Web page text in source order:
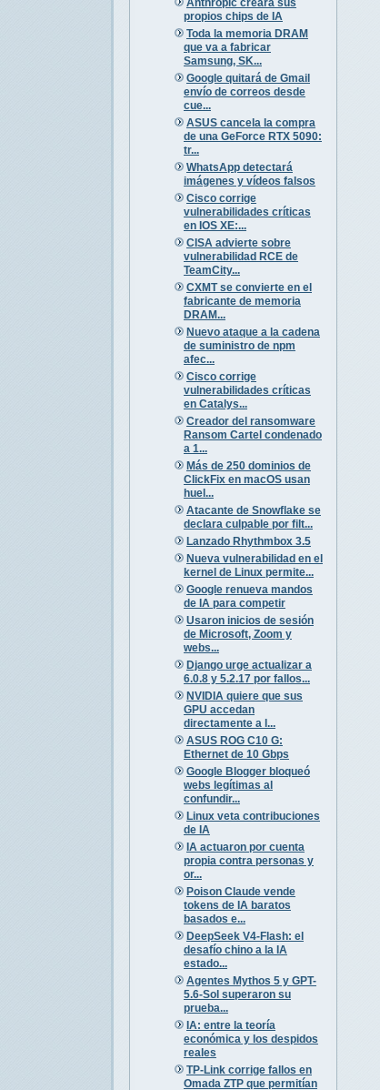
propios chips de IA
Toda la memoria DRAM
que va a fabricar
Samsung, SK...
Google quitará de Gmail
envío de correos desde
cue...
ASUS cancela la compra
de una GeForce RTX 5090:
tr...
WhatsApp detectará
imágenes y vídeos falsos
Cisco corrige
vulnerabilidades críticas
en IOS XE:...
CISA advierte sobre
vulnerabilidad RCE de
TeamCity...
CXMT se convierte en el
fabricante de memoria
DRAM...
Nuevo ataque a la cadena
de suministro de npm
afec...
Cisco corrige
vulnerabilidades críticas
en Catalys...
Creador del ransomware
Ransom Cartel condenado
a 1...
Más de 250 dominios de
ClickFix en macOS usan
huel...
Atacante de Snowflake se
declara culpable por filt...
Lanzado Rhythmbox 3.5
Nueva vulnerabilidad en el
kernel de Linux permite...
Google renueva mandos
de IA para competir
Usaron inicios de sesión
de Microsoft, Zoom y
webs...
Django urge actualizar a
6.0.8 y 5.2.17 por fallos...
NVIDIA quiere que sus
GPU accedan
directamente a l...
ASUS ROG C10 G:
Ethernet de 10 Gbps
Google Blogger bloqueó
webs legítimas al
confundir...
Linux veta contribuciones
de IA
IA actuaron por cuenta
propia contra personas y
or...
Poison Claude vende
tokens de IA baratos
basados e...
DeepSeek V4-Flash: el
desafío chino a la IA
estado...
Agentes Mythos 5 y GPT-
5.6-Sol superaron su
prueba...
IA: entre la teoría
económica y los despidos
reales
TP-Link corrige fallos en
Omada ZTP que permitían